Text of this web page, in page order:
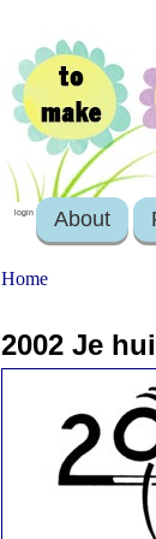
login About
Home
2002 Je